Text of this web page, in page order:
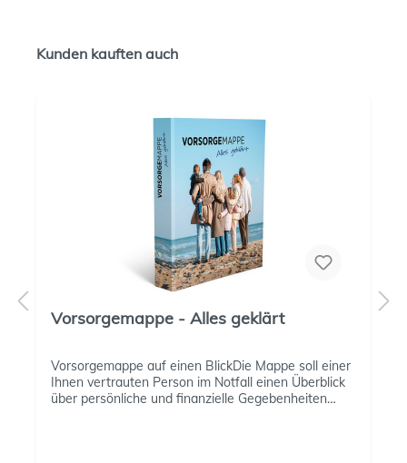
Kunden kauften auch
Vorsorgemappe - Alles geklärt
Vorsorgemappe auf einen BlickDie Mappe soll einer
Ihnen vertrauten Person im Notfall einen Überblick
über persönliche und finanzielle Gegebenheiten